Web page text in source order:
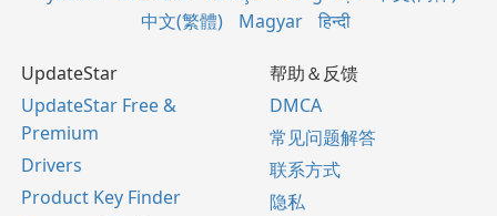
中文(繁體)
Magyar हिन्दी
UpdateStar
UpdateStar Free &
Premium
Drivers
Product Key Finder
帮助＆反馈
DMCA
常见问题解答
联系方式
隐私